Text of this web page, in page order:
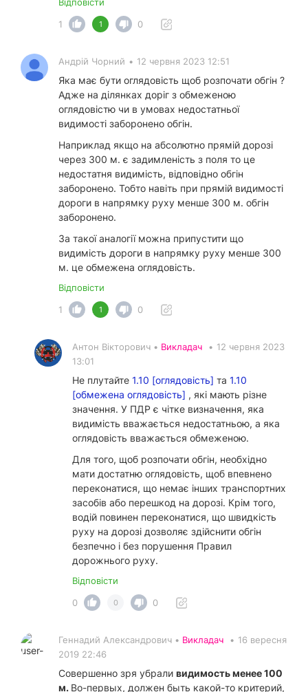
1
1 0
Андрій Чорний • 12 червня 2023 12:51
Яка має бути оглядовість щоб розпочати обгін ?
Адже на ділянках доріг з обмеженою
оглядовістю чи в умовах недостатньої
видимості заборонено обгін.
Наприклад якщо на абсолютно прямій дорозі
через 300 м. є задимленість з поля то це
недостатня видимість, відповідно обгін
заборонено. Тобто навіть при прямій видимості
дороги в напрямку руху менше 300 м. обгін
заборонено.
За такої аналогії можна припустити що
видимість дороги в напрямку руху менше 300
м. це обмежена оглядовість.
Відповісти
1
1 0
Антон Вікторович • Викладач • 12 червня 2023
13:01
Не плутайте 1.10 [оглядовість] та 1.10
[обмежена оглядовість] , які мають різне
значення. У ПДР є чітке визначення, яка
видимість вважається недостатньою, а яка
оглядовість вважається обмеженою.
Для того, щоб розпочати обгін, необхідно
мати достатню оглядовість, щоб впевнено
переконатися, що немає інших транспортних
засобів або перешкод на дорозі. Крім того,
водій повинен переконатися, що швидкість
руху на дорозі дозволяє здійснити обгін
безпечно і без порушення Правил
дорожнього руху.
Відповісти
0
0 0
Геннадий Александрович • Викладач • 16 вересня
2019 22:46
Совершенно зря убрали видимость менее 100
м. Во-первых, должен быть какой-то критерий,